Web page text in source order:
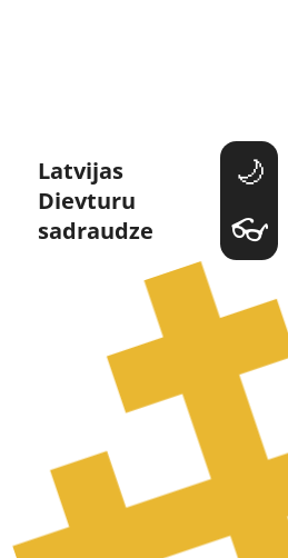
Dievturi un
Latvijas
Dievturu
sadraudze